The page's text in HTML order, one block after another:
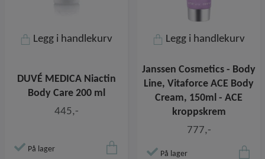
Legg i handlekurv
DUVÉ MEDICA Niactin
Body Care 200 ml
445,-
På lager
Legg i handlekurv
Janssen Cosmetics - Body
Line, Vitaforce ACE Body
Cream, 150ml - ACE
kroppskrem
777,-
På lager